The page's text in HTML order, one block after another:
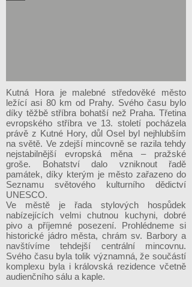
Kutná Hora je malebné středověké město
ležící asi 80 km od Prahy. Svého času bylo
díky těžbě stříbra bohatší než Praha. Třetina
evropského stříbra ve 13. století pocházela
právě z Kutné Hory, důl Osel byl nejhlubším
na světě. Ve zdejší mincovně se razila tehdy
nejstabilnější evropská měna – pražské
groše. Bohatství dalo vzniknout řadě
památek, díky kterým je město zařazeno do
Seznamu světového kulturního dědictví
UNESCO.
Ve městě je řada stylových hospůdek
nabízejících velmi chutnou kuchyni, dobré
pivo a příjemné posezení. Prohlédneme si
historické jádro města, chrám sv. Barbory a
navštívíme tehdejší centrální mincovnu.
Svého času byla tolik významná, že součástí
komplexu byla i královská rezidence včetně
audienčního sálu a kaple.